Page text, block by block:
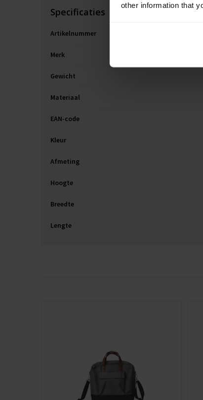
other information that
Specificaties
Artikelnummer
Merk
Gewicht
Materiaal
EAN-code
Kleur
Afmeting
Hoogte
Breedte
Lengte